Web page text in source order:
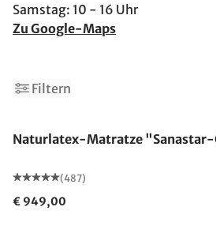
Samstag: 10 - 16 Uhr
Zu Google-Maps
Filtern
Naturlatex-Matratze
(487)
€ 949,00